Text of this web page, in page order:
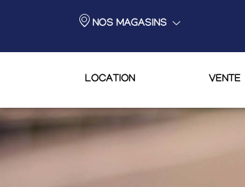
NOS MAGASINS
LOCATION VENTE